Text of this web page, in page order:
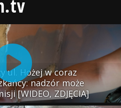
ul. Hożej w coraz
nadzór może
[WIDEO, ZDJĘCIA]